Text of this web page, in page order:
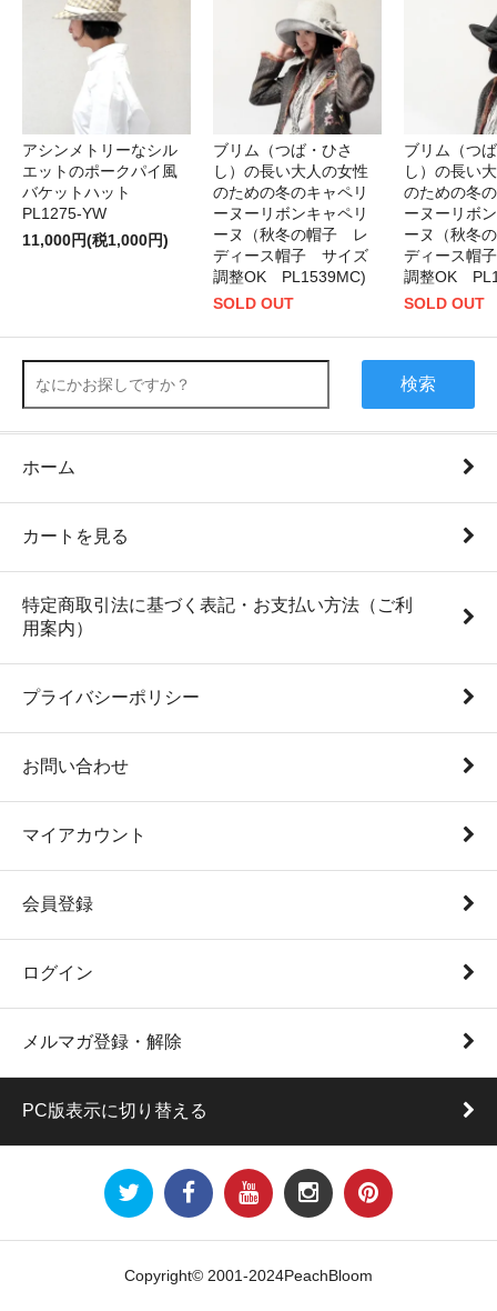
アシンメトリーなシル
エットのポークパイ風
バケットハット
PL1275-YW
11,000円(税1,000円)
ブリム（つば・ひさ
し）の長い大人の女性
のための冬のキャペリ
ーヌーリボンキャペリ
ーヌ（秋冬の帽子 レ
ディース帽子 サイズ
調整OK PL1539MC)
SOLD OUT
ブリム（つ
し）の長い
のための冬
ーヌーリボ
ーヌ（秋冬
ディース帽
調整OK
SOLD OUT
検索
ホーム
カートを見る
特定商取引法に基づく表記・お支払い方法（ご利
用案内）
プライバシーポリシー
お問い合わせ
マイアカウント
会員登録
ログイン
メルマガ登録・解除
PC版表示に切り替える
Copyright© 2001-2024PeachBloom